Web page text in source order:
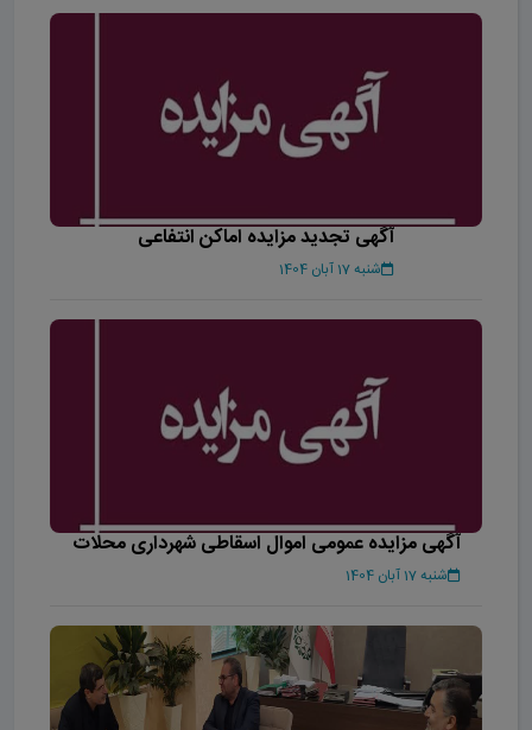
آگهی تجدید مزایده اماکن انتفاعی
شنبه 17 آبان 1404
آگهی مزایده عمومی اموال اسقاطی شهرداری محلات
شنبه 17 آبان 1404